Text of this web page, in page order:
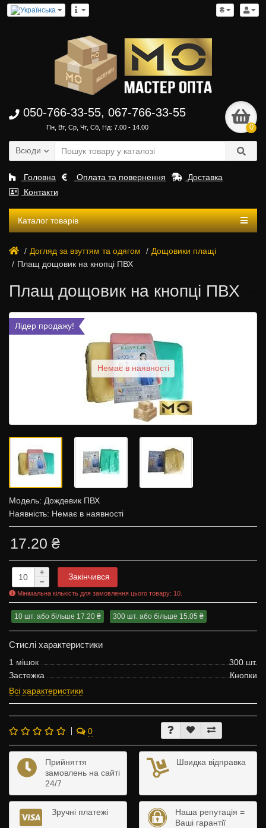
₴
050-766-33-55, 067-766-33-55
Пн, Вт, Ср, Чт, Сб, Нд: 7.00 - 14.00 0
Всюди
Головна Оплата та повернення
Доставка
Контакти
Каталог товарів
Догляд за взуттям та одягом
Дощовики плащі
Плащ дощовик на кнопці ПВХ
Плащ дощовик на кнопці ПВХ
Лідер продажу!
Немає в наявності
Модель: Дождевик ПВХ
Наявність: Немає в наявності
17.20 ₴
Закінчився
Мінімальна кількість для замовлення цього товару: 10.
10 шт. або більше 17.20 ₴ 300 шт. або більше 15.05 ₴
Стислі характеристики
1 мішок
300 шт.
Застежка
Кнопки
Всі характеристики
0
Прийняття
замовлень на сайті
24/7
Швидка відправка
Зручні платежі
Наша репутація =
Ваші гарантії